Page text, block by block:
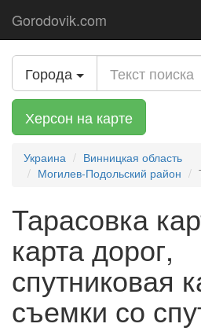
Gorodovik.com
Города
Херсон на карте
Украина
Винницкая область
Могилев-Подольский район
Тарасовка
карта дорог,
спутниковая
съемки со